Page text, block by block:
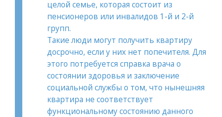
целой семье, которая состоит из
пенсионеров или инвалидов 1-й и 2-й
групп.
Такие люди могут получить квартиру
досрочно, если у них нет попечителя. Для
этого потребуется справка врача о
состоянии здоровья и заключение
социальной службы о том, что нынешняя
квартира не соответствует
функциональному состоянию данного